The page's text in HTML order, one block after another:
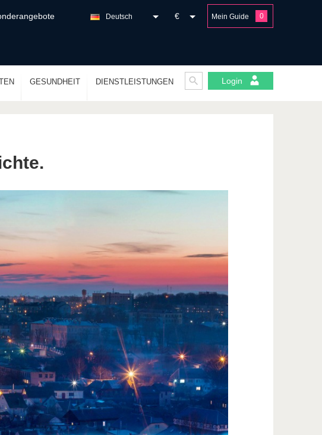
Mein Guide 0
€
Deutsch
GESUNDHEIT DIENSTLEISTUNGEN Login